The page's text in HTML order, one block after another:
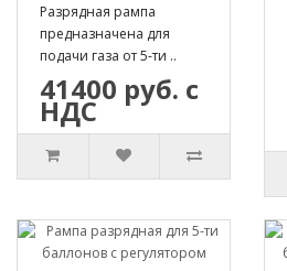
Разрядная рампа
предназначена для
подачи газа от 5-ти ..
41400 руб. с
НДС